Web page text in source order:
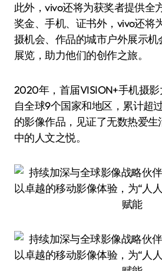
此外，vivo还将为获奖者提供全
奖金、手机、证书外，vivo还将
摄机会、作品的城市户外展示
展览，助力他们的创作之旅。
2020年，首届VISION+手机摄
自全球9个国家和地区，累计超
的影像作品，见证了无数热爱
中的人文之悦。